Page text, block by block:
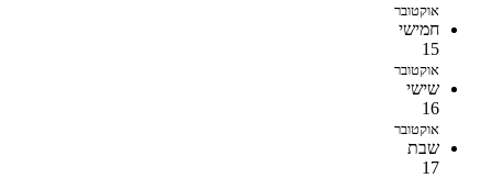
אוקטובר
חמישי
15
אוקטובר
שישי
16
אוקטובר
שבת
17